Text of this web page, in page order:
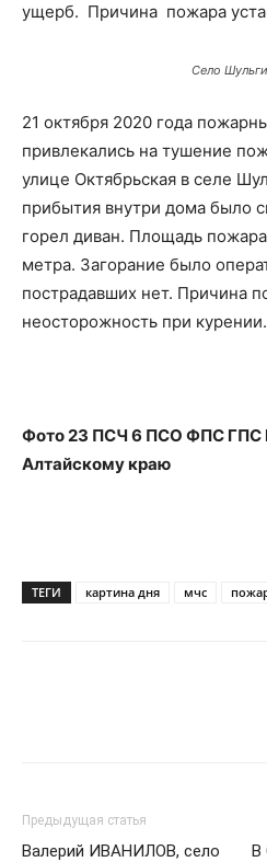
ущерб. Причина пожара
Село
21 октября 2020 года
привлекались на тушение
улице Октябрьская в селе
прибытия внутри дома было
горел диван. Площадь
метра. Загорание было
пострадавших нет. Причина
неосторожность при курении.
Фото 23 ПСЧ 6 ПСО ФПС ГПС
Алтайскому краю
ТЕГИ картина дня мчс
Предыдущая статья
Валерий ИВАНИЛОВ, село
В